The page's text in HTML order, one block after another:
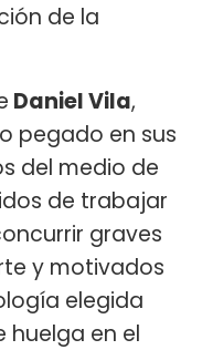
de la
Daniel Vila,
pegado en sus
del medio de
de trabajar
graves
y motivados
elegida
huelga en el